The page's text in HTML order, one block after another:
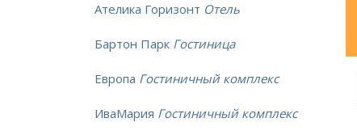
Ателика Горизонт Отель
Бартон Парк Гостиница
Европа Гостиничный комплекс
ИваМария Гостиничный комплекс